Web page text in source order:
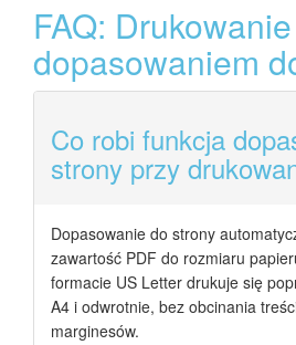
FAQ:
dopasowaniem
Co robi funkcja
strony przy
Dopasowanie do strony
zawartość PDF do rozmiaru
formacie US Letter drukuje się
A4 i odwrotnie, bez obcinania
marginesów.